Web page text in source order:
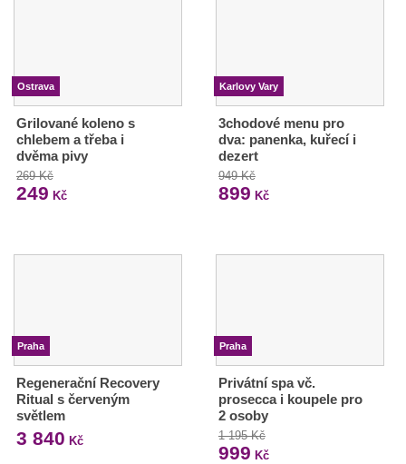
Ostrava
Grilované koleno s
chlebem a třeba i
dvěma pivy
269 Kč
249 Kč
Karlovy Vary
3chodové menu pro
dva: panenka, kuřecí i
dezert
949 Kč
899 Kč
Praha
Regenerační Recovery
Ritual s červeným
světlem
3 840 Kč
Praha
Privátní spa vč.
prosecca i koupele pro
2 osoby
1 195 Kč
999 Kč